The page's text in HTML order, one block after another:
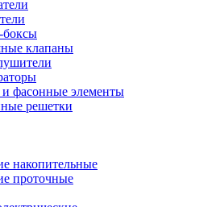
боксы
клапаны
фасонные элементы
решетки
накопительные
проточные